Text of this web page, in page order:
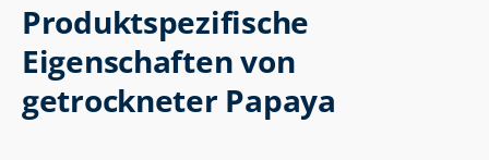
Produktspezifische
Eigenschaften von
getrockneter Papaya